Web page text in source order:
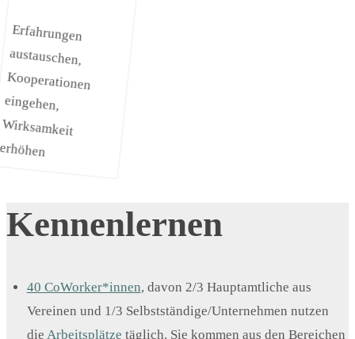
Erfahrungen
austauschen,
Kooperationen
eingehen,
Wirksamkeit
Kennenlernen
40 CoWorker*innen, davon 2/3 Hauptamtliche aus
Vereinen und 1/3 Selbstständige/Unternehmen nutzen
die Arbeitsplätze täglich. Sie kommen aus den Bereichen